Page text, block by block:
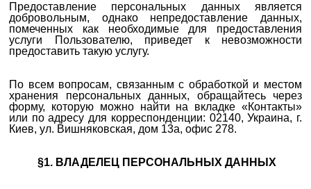
Предоставление персональных данных является
добровольным, однако непредоставление данных,
помеченных как необходимые для предоставления
услуги Пользователю, приведет к невозможности
предоставить такую ​​услугу.
По всем вопросам, связанным с обработкой и местом
хранения персональных данных, обращайтесь через
форму, которую можно найти на вкладке «Контакты»
или по адресу для корреспонденции: 02140, Украина, г.
Киев, ул. Вишняковская, дом 13а, офис 278.
§1. ВЛАДЕЛЕЦ ПЕРСОНАЛЬНЫХ ДАННЫХ